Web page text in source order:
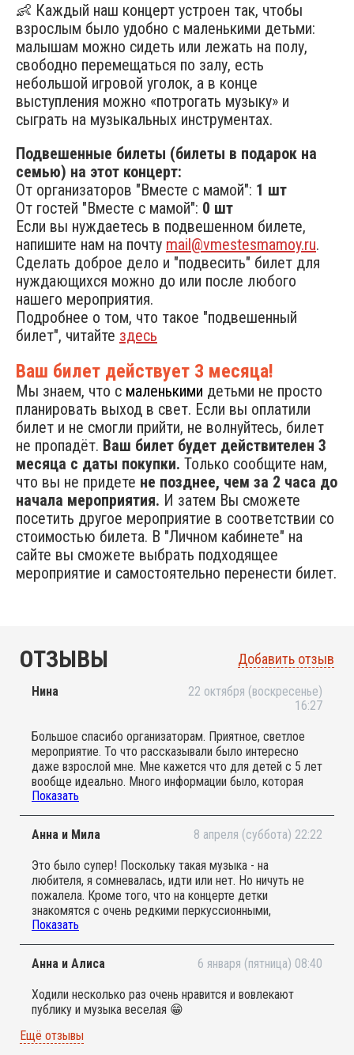
👶 Каждый наш концерт устроен так, чтобы
взрослым было удобно с маленькими детьми:
малышам можно сидеть или лежать на полу,
свободно перемещаться по залу, есть
небольшой игровой уголок, а в конце
выступления можно «потрогать музыку» и
сыграть на музыкальных инструментах.
Подвешенные билеты (билеты в подарок на
семью) на этот концерт:
От организаторов "Вместе с мамой": 1 шт
От гостей "Вместе с мамой": 0 шт
Если вы нуждаетесь в подвешенном билете,
напишите нам на почту mail@vmestesmamoy.ru.
Сделать доброе дело и "подвесить" билет для
нуждающихся можно до или после любого
нашего мероприятия.
Подробнее о том, что такое "подвешенный
билет", читайте здесь
Ваш билет действует 3 месяца!
Мы знаем, что с маленькими детьми не просто
планировать выход в свет. Если вы оплатили
билет и не смогли прийти, не волнуйтесь, билет
не пропадёт. Ваш билет будет действителен 3
месяца с даты покупки. Только сообщите нам,
что вы не придете не позднее, чем за 2 часа до
начала мероприятия. И затем Вы сможете
посетить другое мероприятие в соответствии со
стоимостью билета. В "Личном кабинете" на
сайте вы сможете выбрать подходящее
мероприятие и самостоятельно перенести билет.
ОТЗЫВЫ Добавить отзыв
Нина
22 октября (воскресенье)
16:27
Большое спасибо организаторам. Приятное, светлое
мероприятие. То что рассказывали было интересно
даже взрослой мне. Мне кажется что для детей с 5 лет
вообще идеально. Много информации было, которая
подавалась в интересной форме. Но и для двухлетнего
ребенка очень интересно.
Показать
Анна и Мила 8 апреля (суббота) 22:22
Это было супер! Поскольку такая музыка - на
любителя, я сомневалась, идти или нет. Но ничуть не
пожалела. Кроме того, что на концерте детки
знакомятся с очень редкими перкуссионными,
духовыми инструментами (вы, например, знаете, какой
волшебный звук источает калимба?), концерт очень
ритмичен. Завораживает, настраивает, погружает. Не
столько мелодия, сколько ритм. Ну и исполнители вне
конкуренции! Чистый талант и чистый свет! И детки не
могут это не чувствовать! Спасибо группе «Длина
дыхания» и организаторам проекта (вы открыли для нас
этих чудесных ребят)!! Пусть о Вас узнает как можно
больше людей! Вы - классные!
Показать
Анна и Алиса 6 января (пятница) 08:40
Ходили несколько раз очень нравится и вовлекают
публику и музыка веселая 😁
Ещё отзывы